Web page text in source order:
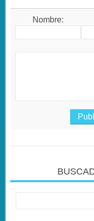
Nombre: